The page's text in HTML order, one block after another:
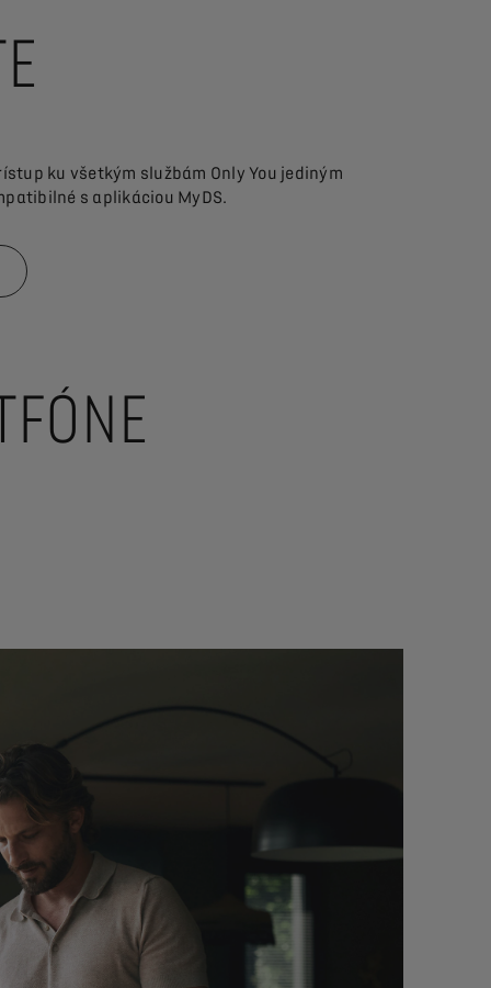
ku všetkým službám Only You jediným
s aplikáciou MyDS.
čo vám Vaše vozidlo
auto DS a hľadáte
Pred cestou: uľahčite si život
Počas cesty: Sledujte svoje cesty a